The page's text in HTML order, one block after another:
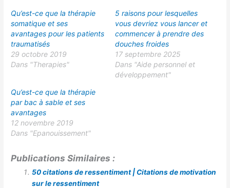
Qu’est-ce que la thérapie
somatique et ses
avantages pour les patients
traumatisés
29 octobre 2019
Dans "Therapies"
5 raisons pour lesquelles
vous devriez vous lancer et
commencer à prendre des
douches froides
17 septembre 2025
Dans "Aide personnel et
développement"
Qu’est-ce que la thérapie
par bac à sable et ses
avantages
12 novembre 2019
Dans "Epanouissement"
Publications Similaires :
50 citations de ressentiment | Citations de motivation
sur le ressentiment